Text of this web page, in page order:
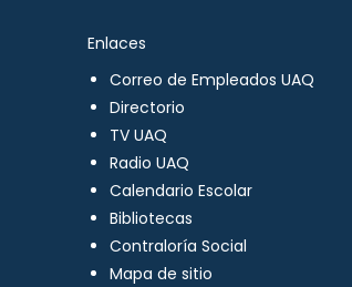
Enlaces
Correo de Empleados UAQ
Directorio
TV UAQ
Radio UAQ
Calendario Escolar
Bibliotecas
Contraloría Social
Mapa de sitio